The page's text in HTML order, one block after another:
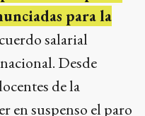
para la
salarial
Desde
de la
en suspenso el paro